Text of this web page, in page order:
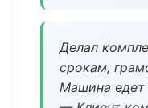
Делал
срокам,
Машина едет